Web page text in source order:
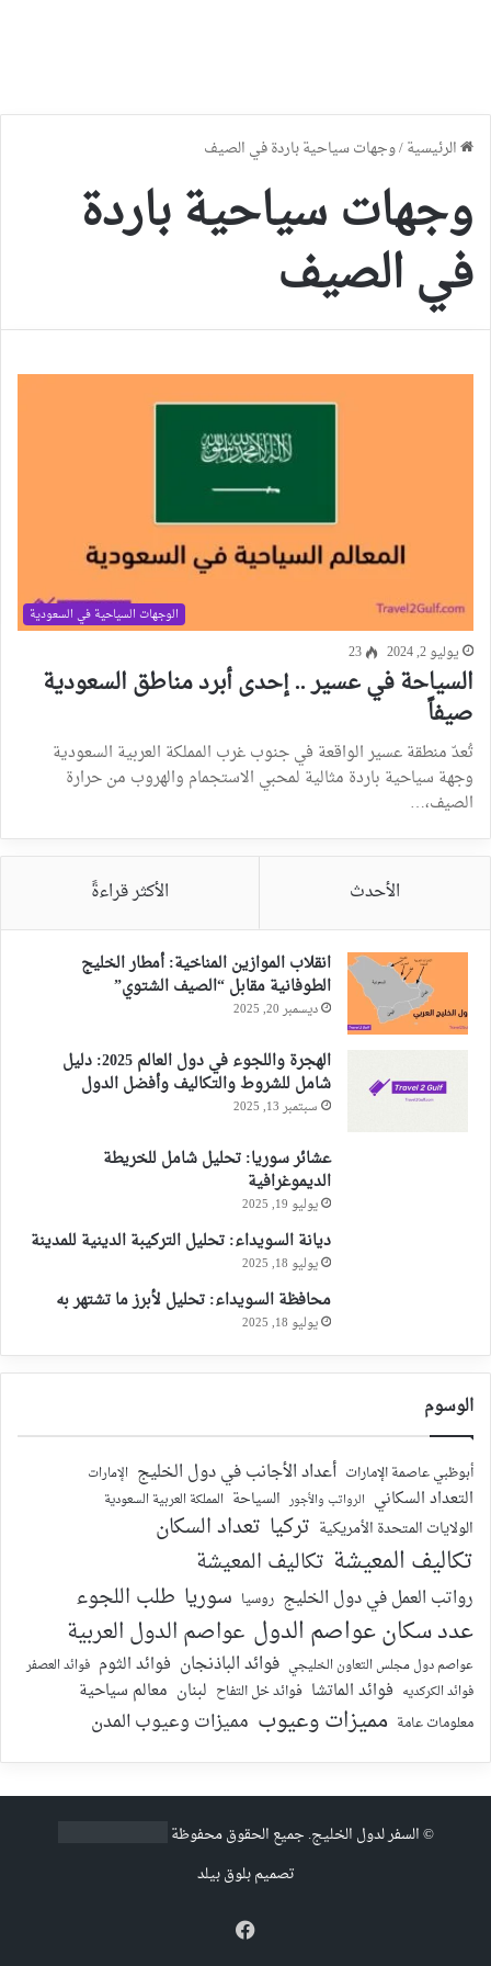
الرئيسية/وجهات سياحية باردة في الصيف
وجهات سياحية باردة
في الصيف
الوجهات السياحية في السعودية
يوليو 2, 2024 23
السياحة في عسير .. إحدى أبرد مناطق السعودية
صيفاً
تُعدّ منطقة عسير الواقعة في جنوب غرب المملكة العربية السعودية
وجهة سياحية باردة مثالية لمحبي الاستجمام والهروب من حرارة
الصيف،…
الأحدث الأكثر قراءةً
انقلاب الموازين المناخية: أمطار الخليج
الطوفانية مقابل “الصيف الشتوي”
ديسمبر 20, 2025
الهجرة واللجوء في دول العالم 2025: دليل
شامل للشروط والتكاليف وأفضل الدول
سبتمبر 13, 2025
عشائر سوريا: تحليل شامل للخريطة
الديموغرافية
يوليو 19, 2025
ديانة السويداء: تحليل التركيبة الدينية للمدينة
يوليو 18, 2025
محافظة السويداء: تحليل لأبرز ما تشتهر به
يوليو 18, 2025
الوسوم
أبوظبي عاصمة الإمارات أعداد الأجانب في دول الخليج الإمارات
التعداد السكاني الرواتب والأجور السياحة المملكة العربية السعودية
الولايات المتحدة الأمريكية تركيا تعداد السكان
تكاليف المعيشة تكاليف المعيشة
رواتب العمل في دول الخليج روسيا سوريا طلب اللجوء
عدد سكان عواصم الدول عواصم الدول العربية
عواصم دول مجلس التعاون الخليجي فوائد الباذنجان فوائد الثوم فوائد العصفر
فوائد الكركديه فوائد الماتشا فوائد خل التفاح لبنان معالم سياحية
معلومات عامة مميزات وعيوب مميزات وعيوب المدن
©السفر لدول الخليج. جميع الحقوق محفوظة
تصميمبلوق بيلد
فيسبوك